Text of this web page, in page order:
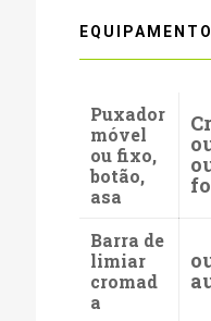
Puxador
móvel
ou fixo,
botão,
asa
Barra de
limiar
cromad
a